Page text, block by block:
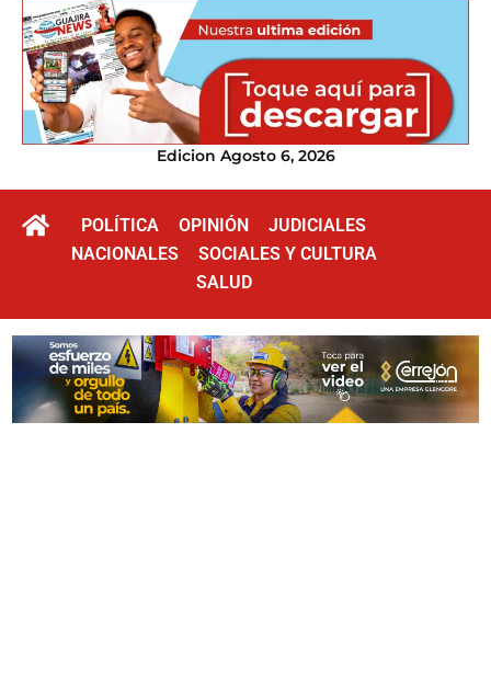
Edicion Agosto 6, 2026
POLÍTICA OPINIÓN
JUDICIALES
NACIONALES
SOCIALES Y CULTURA
SALUD